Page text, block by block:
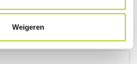
Weigeren